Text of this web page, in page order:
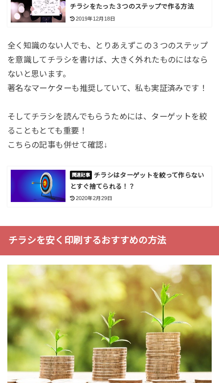
チラシをたった３つのステップで作る方法
2019年12月18日
全く知識のない人でも、とりあえずこの３つのステップ
を意識してチラシを書けば、大きく外れたものにはなら
ないと思います。
著名なマーケターも推奨していて、私も実証済みです！
そしてチラシを読んでもらうためには、ターゲットを絞
ることもとても重要！
こちらの記事も併せて確認↓
チラシはターゲットを絞って作らない
とすぐ捨てられる！？
2020年2月29日
チラシを安く印刷するおすすめの方法